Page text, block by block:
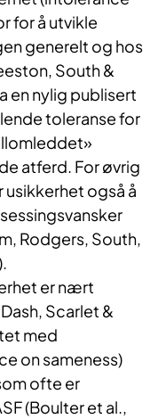
for å utvikle
generelt og hos
South &
en nylig publisert
toleranse for
atferd. For øvrig
også å
Rodgers, South,
er nært
Scarlet &
med
on sameness)
ofte er
(Boulter et al.,